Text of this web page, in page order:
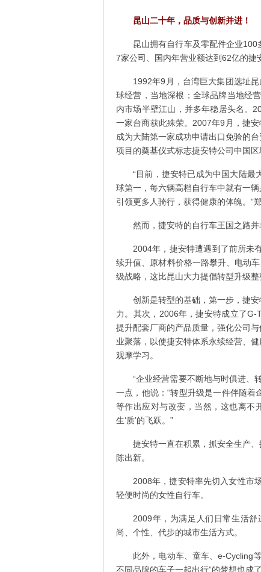
昆山二十年，品质与创新并进！
昆山拥有自行车及零配件企业
7家公司、国内年营业额达到62亿的捷
1992年9月，台湾巨大集团选址
球经营，当地深根；全球品牌当地经
内市场半壁江山，并多年稳居头名。
一家台商获此殊荣。2007年9月，捷
成为大陆第一家成功申请出口免验的
项目的奠基仪式标志捷安特公司中国
“目前，捷安特已成为中国大陆最
球第一，每六辆高档自行车中就有一
引领更多人骑行，获得健康的体魄。”郑
然而，捷安特的自行车王国之路并
2004年，捷安特遭遇到了前所未
续升值、原材料价格一路攀升、电动
级战略，这比昆山大力提倡转型升级整
创新是转型的基础，第一步，捷
力。其次，2006年，捷安特成立了G-
提升配套厂商的产品质量，强化公司
业聚落，以使捷安特体系永续经营、
观摩学习。
“企业经营需要不断地与时俱进、
一点，他说：“转型升级是一件伴随
等作出应对与改变，当然，这也离不
生‘质’的飞跃。”
捷安特一直在积累，抓安全生产
陈出新。
2008年，捷安特率先切入女性市
轻便时尚的女性自行车。
2009年，为满足人们日常生活
尚、个性、代步的城市生活方式。
此外，电动车、童车、e-Cycling
不同品牌的车子一起出行”的梦想也成了